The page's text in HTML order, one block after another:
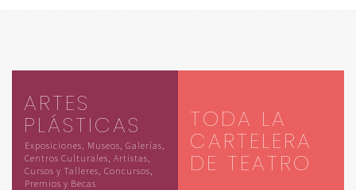
ARTES
PLÁSTICAS
Exposiciones, Museos, Galerías,
Centros Culturales, Artistas,
Cursos y Talleres, Concursos,
Premios y Becas
TODA LA
CARTELERA
DE TEATRO